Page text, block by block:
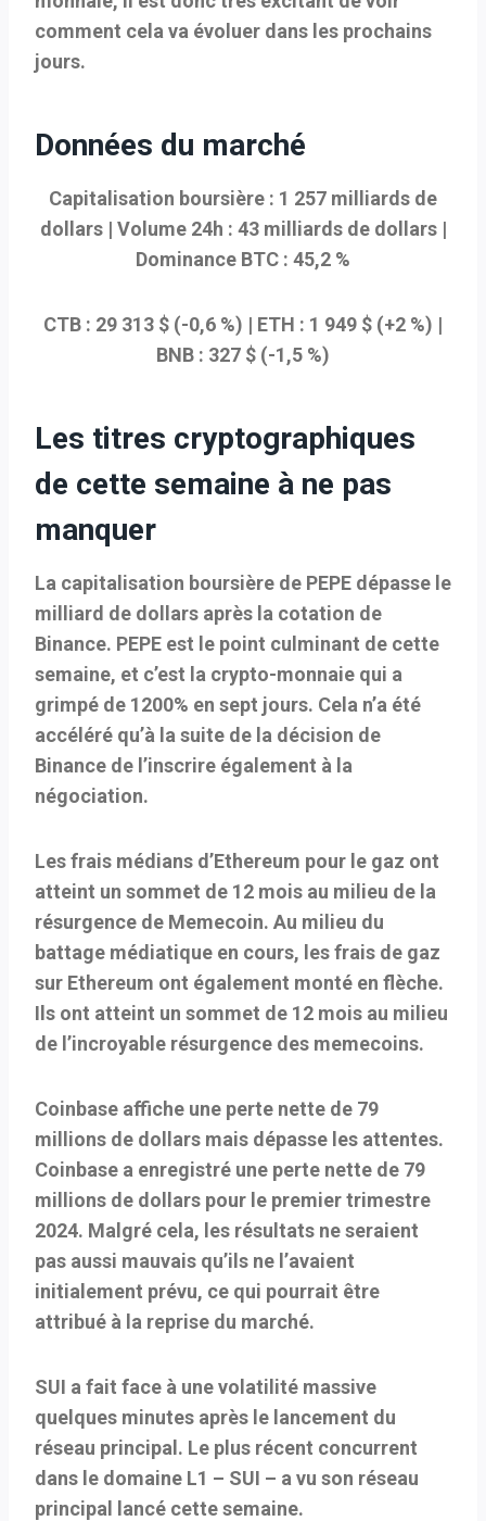
comment cela va évoluer dans les prochains
jours.
Données du marché
Capitalisation boursière : 1 257 milliards de
dollars | Volume 24h : 43 milliards de dollars |
Dominance BTC : 45,2 %
CTB : 29 313 $ (-0,6 %) | ETH : 1 949 $ (+2 %) |
BNB : 327 $ (-1,5 %)
Les titres cryptographiques
de cette semaine à ne pas
manquer
La capitalisation boursière de PEPE dépasse le
milliard de dollars après la cotation de
Binance. PEPE est le point culminant de cette
semaine, et c’est la crypto-monnaie qui a
grimpé de 1200% en sept jours. Cela n’a été
accéléré qu’à la suite de la décision de
Binance de l’inscrire également à la
négociation.
Les frais médians d’Ethereum pour le gaz ont
atteint un sommet de 12 mois au milieu de la
résurgence de Memecoin. Au milieu du
battage médiatique en cours, les frais de gaz
sur Ethereum ont également monté en flèche.
Ils ont atteint un sommet de 12 mois au milieu
de l’incroyable résurgence des memecoins.
Coinbase affiche une perte nette de 79
millions de dollars mais dépasse les attentes.
Coinbase a enregistré une perte nette de 79
millions de dollars pour le premier trimestre
2024. Malgré cela, les résultats ne seraient
pas aussi mauvais qu’ils ne l’avaient
initialement prévu, ce qui pourrait être
attribué à la reprise du marché.
SUI a fait face à une volatilité massive
quelques minutes après le lancement du
réseau principal. Le plus récent concurrent
dans le domaine L1 – SUI – a vu son réseau
principal lancé cette semaine.